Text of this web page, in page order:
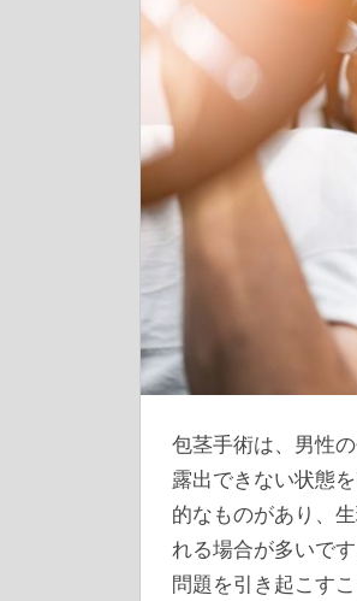
包茎手術は、男性
露出できない状態
的なものがあり、
れる場合が多いで
問題を引き起こす